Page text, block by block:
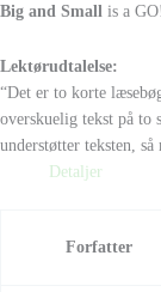
Big and Small is a
Lektørudtalelse:
“Det er to korte
overskuelig tekst på to
understøtter teksten,
Detaljer
Forfatter